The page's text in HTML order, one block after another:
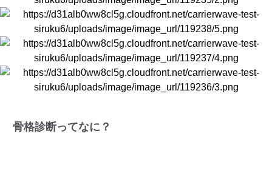
骨格診断ってなに？